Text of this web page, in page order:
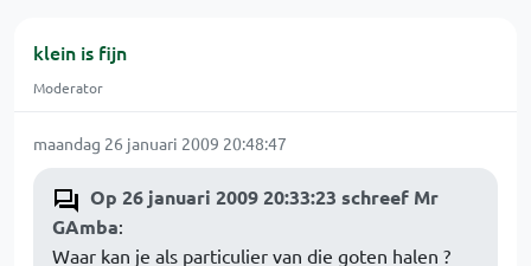
klein is fijn
Moderator
maandag 26 januari 2009 20:48:47
Op 26 januari 2009 20:33:23 schreef Mr
GAmba:
Waar kan je als particulier van die goten halen ?